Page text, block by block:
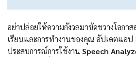
อย่าปล่อยให้ความกังวลมาขัดขวางโอกา
เรียนและการทำงานของคุณ อัปเดตแอป
ประสบการณ์การใช้งาน Speech